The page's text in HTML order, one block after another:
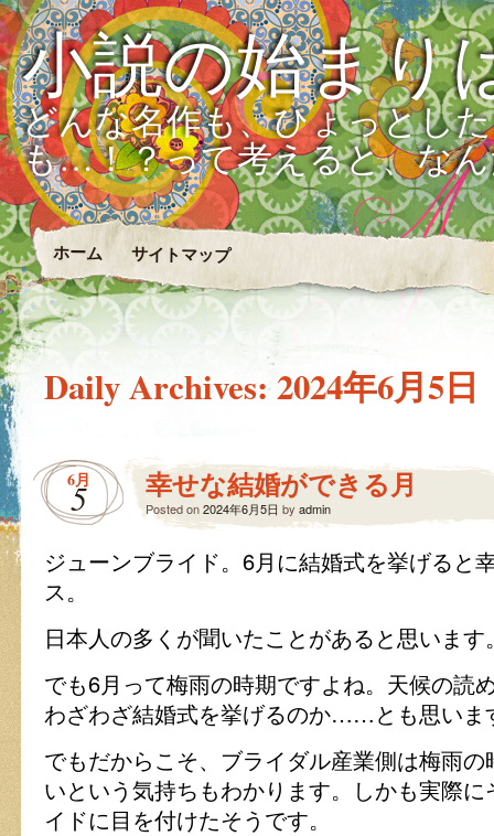
小説の始まり
どんな名作も、ひょっとし
も…！？って考えると、な
ホーム サイトマップ
Daily Archives:2024年6月5日
6月
5 幸せな結婚ができる月
Posted on2024年6月5日 by admin
ジューンブライド。6月に結婚式を挙げると
ス。
日本人の多くが聞いたことがあると思います
でも6月って梅雨の時期ですよね。天候の読
わざわざ結婚式を挙げるのか……とも思いま
でもだからこそ、ブライダル産業側は梅雨
いという気持ちもわかります。しかも実際
イドに目を付けたそうです。